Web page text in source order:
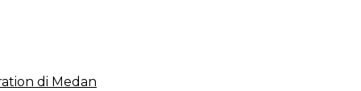
di Medan